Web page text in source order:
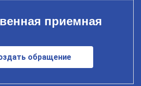
приемная
обращение